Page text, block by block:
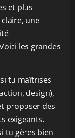
et plus
une
les grandes
tu maîtrises
design),
proposer des
exigeants.
tu gères bien